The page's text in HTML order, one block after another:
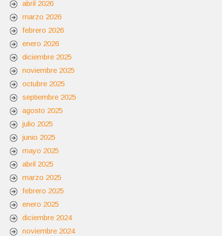
abril 2026
marzo 2026
febrero 2026
enero 2026
diciembre 2025
noviembre 2025
octubre 2025
septiembre 2025
agosto 2025
julio 2025
junio 2025
mayo 2025
abril 2025
marzo 2025
febrero 2025
enero 2025
diciembre 2024
noviembre 2024